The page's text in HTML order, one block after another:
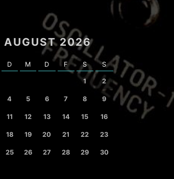
AUGUST 2026
D M D F S S
1 2
4 5 6 7 8 9
11 12 13 14 15 16
18 19 20 21 22 23
25 26 27 28 29 30